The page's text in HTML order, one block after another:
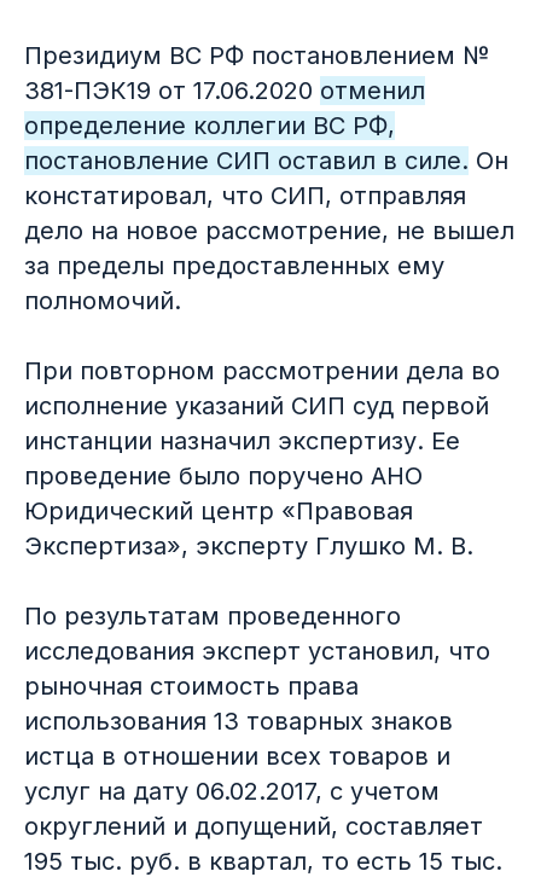
Президиум ВС РФ постановлением №
381-ПЭК19 от 17.06.2020 отменил
определение коллегии ВС РФ,
постановление СИП оставил в силе. Он
констатировал, что СИП, отправляя
дело на новое рассмотрение, не вышел
за пределы предоставленных ему
полномочий.
При повторном рассмотрении дела во
исполнение указаний СИП суд первой
инстанции назначил экспертизу. Ее
проведение было поручено АНО
Юридический центр «Правовая
Экспертиза», эксперту Глушко М. В.
По результатам проведенного
исследования эксперт установил, что
рыночная стоимость права
использования 13 товарных знаков
истца в отношении всех товаров и
услуг на дату 06.02.2017, с учетом
округлений и допущений, составляет
195 тыс. руб. в квартал, то есть 15 тыс.